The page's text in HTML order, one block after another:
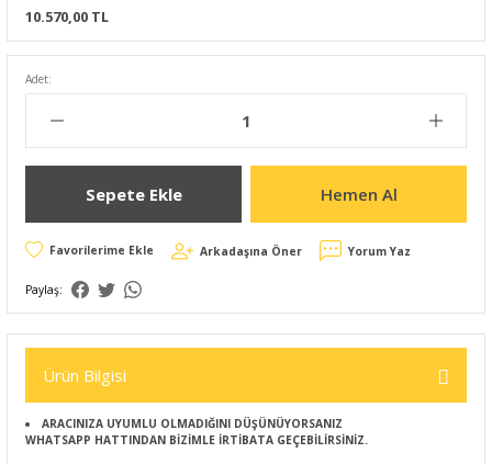
10.570,00 TL
Adet:
Sepete Ekle Hemen Al
Arkadaşına Öner Yorum Yaz
Paylaş:
Ürün Bilgisi
ARACINIZA UYUMLU OLMADIĞINI DÜŞÜNÜYORSANIZ
WHATSAPP HATTINDAN BİZİMLE İRTİBATA GEÇEBİLİRSİNİZ.